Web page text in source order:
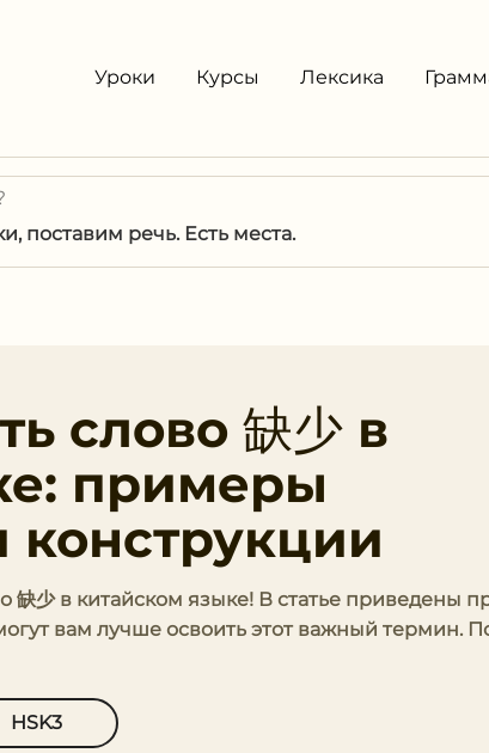
Уроки Курсы Лексика
поставим речь. Есть места.
слово 缺少 в
примеры
конструкции
缺少 в китайском языке! В статье приведены
вам лучше освоить этот важный термин.
HSK3